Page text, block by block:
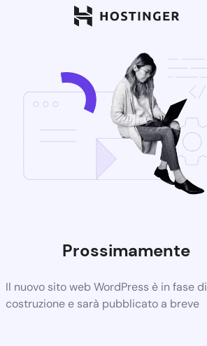
Prossimamente
Il nuovo sito web WordPress è in fase di
costruzione e sarà pubblicato a breve